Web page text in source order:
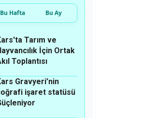
Bu Hafta Bu Ay
Tarım ve
İçin Ortak
Toplantısı
Gravyeri’nin
işaret statüsü